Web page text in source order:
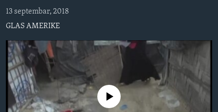
pretraguBOSNA I HERCEGOVINA
SVIJET
SPECIJALNI PROJEKTI
KORUPCIJA
SLOBODA MEDIJA
ŽENSKA STRANA
IZBJEGLIČKA STRANA
MAGAZIN
13 septembar, 2018
GLAS AMERIKE
No media source currently available